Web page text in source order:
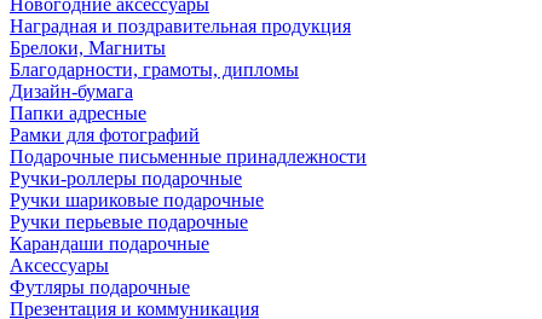
Новогодние аксессуары
Наградная и поздравительная продукция
Брелоки, Магниты
Благодарности, грамоты, дипломы
Дизайн-бумага
Папки адресные
Рамки для фотографий
Подарочные письменные принадлежности
Ручки-роллеры подарочные
Ручки шариковые подарочные
Ручки перьевые подарочные
Карандаши подарочные
Аксессуары
Футляры подарочные
Презентация и коммуникация